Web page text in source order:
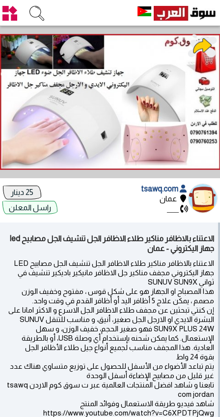
عمان
راسل المعلن
الاعتناء بالاظافر مناكير طلاء الاظافر الجل تنشيف الجل مصابيح led
جهاز اليكتروني - عمان
الاعتناء بالاظافر مناكير طلاء الاظافر الجل تنشيف الجل مصابيح LED
جهاز اليكتروني مجفف مناكير جل الاظافر مانيكير باديكير تنشيف في
ثواني SUNUV SUN9X
هذا المصباح او الجهاز هو على شكل قوس ، مفتوح وخفيف الوزن
مصمم ، يمكن علاج 5 أظافر اليد أو أظافر القدم في وقت واحد.
إن كنتي تبحثين عن مجفف طلاء الاظافر الجل الاسرع و الاكثر امانا على
البشرة الايدي او الارجل الجل صغير، أنيق، و مناسب للتنقل SUNUV
SUN9X PLUS 24W فهو صغير الحجم، خفيف الوزن، و سهل
الإستعمال. كما يمكن شحنه بإستخدام أي وصلة USB، أو بالطريقة
العادية. هذا المجفف مناسب لجميع أنواع جيل طلاء الأظافر الجل
بقوة 24 واط
يتم تباعد الأضواء من الأسفل للحصول على توزيع متساوي هناك عدد
غير قليل من مصابيح الإضاءة أسفل الوحدة
تابعنا و شاهد افضل المنتجات العالمية عبر ت سوق كوم الاردن tsawq
com jordan
شاهد فيديو طريقة الاستعمال وفوائد المنتج
https://www.youtube.com/watch?v=C6XPDTPjQwg